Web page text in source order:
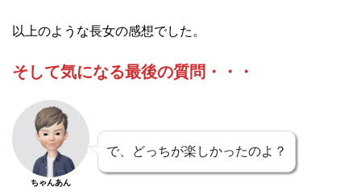
以上のような長女の感想でした。
そして気になる最後の質問・・・
ちゃんあん
で、どっちが楽しかったのよ？